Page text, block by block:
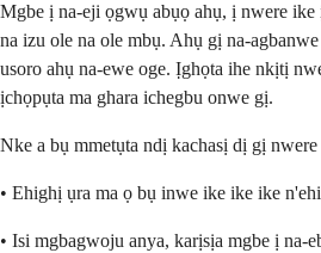
Mgbe ị na-eji ọgwụ abụọ ahụ, ị ​​nwere ike
na izu ole na ole mbụ. Ahụ gị na-
usoro ahụ na-ewe oge. Ịghọta ihe nkịtị
ịchọpụta ma ghara ichegbu onwe gị.
Nke a bụ mmetụta ndị kachasị dị gị
• Ehighị ụra ma ọ bụ inwe ike ike ike
• Isi mgbagwoju anya, karịsịa mgbe ị na-